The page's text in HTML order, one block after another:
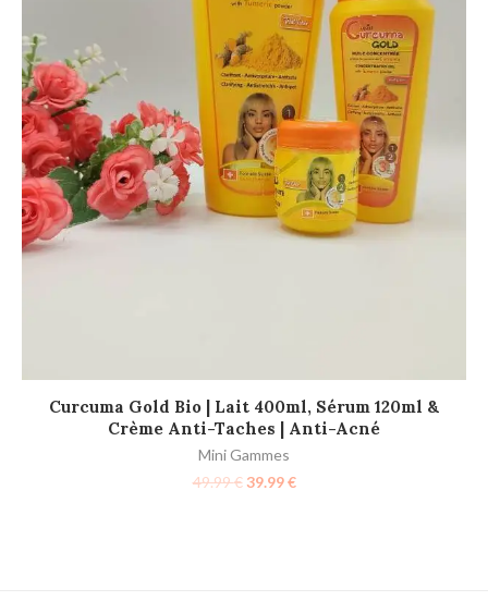
LIRE LA SUITE
Curcuma Gold Bio | Lait 400ml, Sérum 120ml &
Crème Anti-Taches | Anti-Acné
Mini Gammes
49.99€ 39.99€